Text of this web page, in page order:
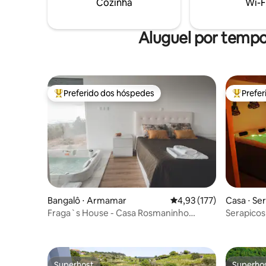
Cozinha Wi-
Aluguel por
Entre os melhores preferidos dos hóspedes
Preferido dos hóspedes
Bangalô ⋅ Armamar 4,93 de uma avaliação
4,93 (177)
Fraga`s House - Casa Rosmaninho
Entre
Casa ⋅
Serapicos House - Casa 3 Quartos e SPA